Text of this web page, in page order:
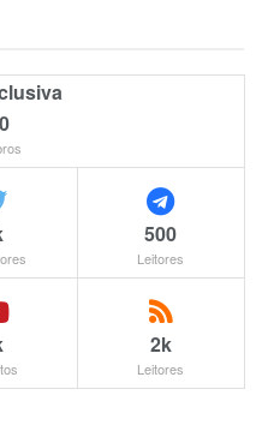
500
Leitores
2k
Leitores